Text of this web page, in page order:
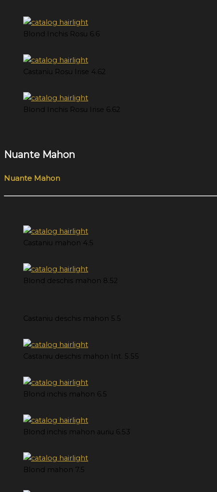
Blond Inchis Rosu 6.6
Castaniu Rosu Irise 4.62
Blond Inchis Rosu Irise 6.62
Nuante Mahon
Nuante Mahon
Castaniu mahon 4.5
Blond deschis mahon 8.52
Castaniu deschis mahon 5.5
Castaniu deschis mahon Int. 5.55
Blond inchis mahon 6.5
Blond inchis mahon auriu 6.53
Blond mahon 7.5